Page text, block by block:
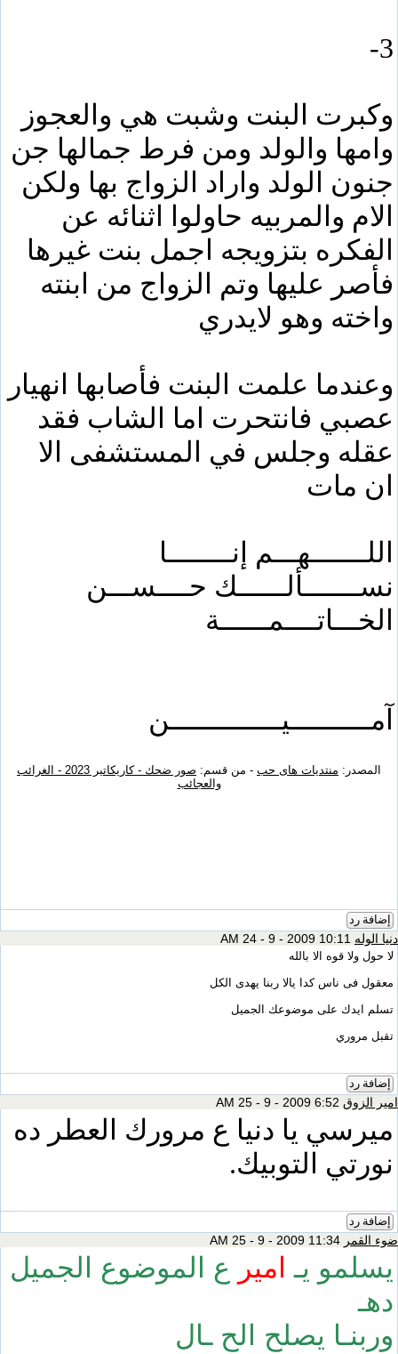
3-
وكبرت البنت وشبت هي والعجوز
وامها والولد ومن فرط جمالها جن
جنون الولد واراد الزواج بها ولكن
الام والمربيه حاولوا اثنائه عن
الفكره بتزويجه اجمل بنت غيرها
فأصر عليها وتم الزواج من ابنته
واخته وهو لايدري
وعندما علمت البنت فأصابها انهيار
عصبي فانتحرت اما الشاب فقد
عقله وجلس في المستشفى الا
ان مات
اللـــــــهـــم إنــــــــا
نســـــــألــــــك حــــســـن
الخـــاتــــمــــــة
آمــــــــــيــــــــــــــن
المصدر: منتديات هاى حب - من قسم:
صور ضحك - كاريكاتير 2023 - الغرائب
والعجائب
إضافة رد
دنيا الوله
لا حول ولا قوه الا بالله
معقول فى ناس كدا يالا ربنا يهدى الكل
تسلم ايدك على موضوعك الجميل
تقبل مروري
إضافة رد
امير الزوق
ميرسي يا دنيا ع مرورك العطر ده
نورتي التوبيك.
إضافة رد
ضوء القمر
يسلمو يـ امير ع الموضوع الجميل
دهـ
وربنـا يصلح الح ـال